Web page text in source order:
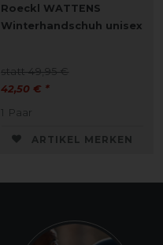
Roeckl WATTENS
Winterhandschuh unisex
statt 49,95 €
42,50 € *
1 Paar
ARTIKEL MERKEN